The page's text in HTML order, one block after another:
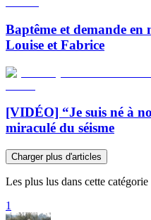
Baptême et demande
Louise et Fabrice
[VIDÉO] “Je suis né à
miraculé du séisme
Charger plus d'articles
Les plus lus dans cette
1